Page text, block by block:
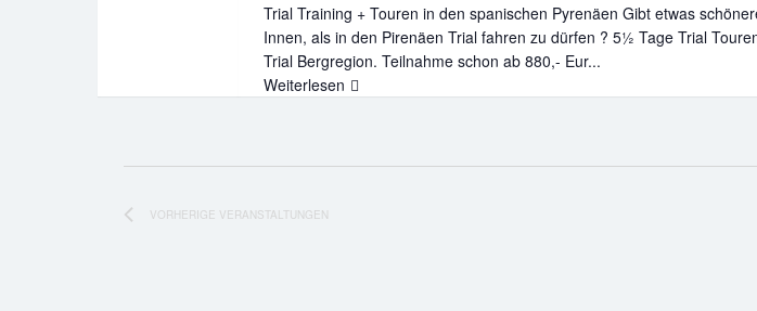
Trial Training + Touren in den spanischen Pyrenäen Gibt etwas
Innen, als in den Pirenäen Trial fahren zu dürfen ? 5½ Tage Trial
Trial Bergregion. Teilnahme schon ab 880,- Eur...
Weiterlesen Trial-
VORHERIGE VERANSTALTUNGEN